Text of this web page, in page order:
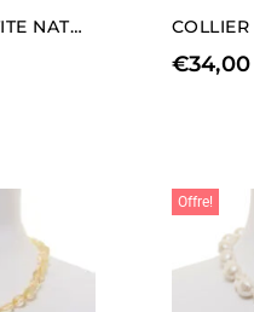
COLLIER EN HÉMATITE NATURELLE AVEC ÉLÉMENTS EN FORME DE COEUR
€34,00
Offre!